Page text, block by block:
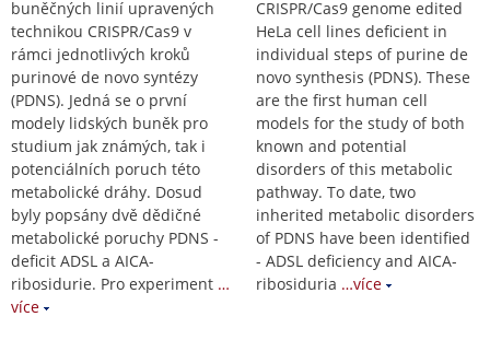
buněčných linií upravených
technikou CRISPR/Cas9 v
rámci jednotlivých kroků
purinové de novo syntézy
(PDNS). Jedná se o první
modely lidských buněk pro
studium jak známých, tak i
potenciálních poruch této
metabolické dráhy. Dosud
byly popsány dvě dědičné
metabolické poruchy PDNS -
deficit ADSL a AICA-
ribosidurie. Pro experiment …
více
CRISPR/Cas9 genome edited
HeLa cell lines deficient in
individual steps of purine de
novo synthesis (PDNS). These
are the first human cell
models for the study of both
known and potential
disorders of this metabolic
pathway. To date, two
inherited metabolic disorders
of PDNS have been identified
- ADSL deficiency and AICA-
ribosiduria …více